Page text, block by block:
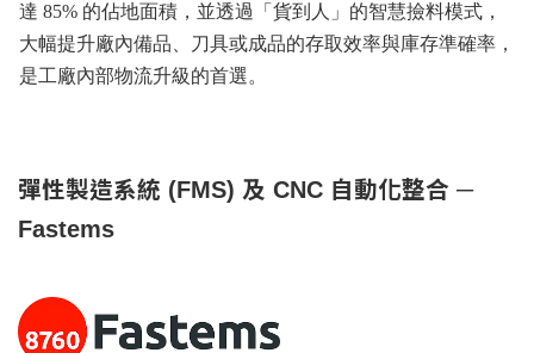
達 85% 的佔地面積，並透過「貨到人」的智慧撿料模式，
大幅提升廠內備品、刀具或成品的存取效率與庫存準確率，
是工廠內部物流升級的首選。
彈性製造系統 (FMS) 及 CNC 自動化整合 ─
Fastems